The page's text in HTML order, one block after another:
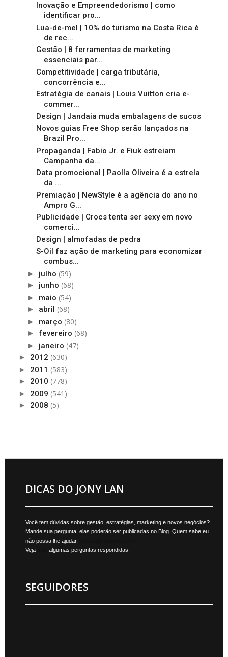
Inovação e Empreendedorismo | como
identificar pro...
Lua-de-mel | 10% do turismo na Costa Rica é
de rec...
Gestão | 8 ferramentas de marketing
essenciais par...
Competitividade | carga tributária,
concorrência e...
Estratégia de canais | Louis Vuitton cria e-
commer...
Design | Jandaia muda embalagens de sucos
Novos guias Free Shop serão lançados na
Brazil Pro...
Propaganda | Fabio Jr. e Fiuk estreiam
Campanha da...
Data promocional | Paolla Oliveira é a estrela
da ...
Premiação | NewStyle é a agência do ano no
Ampro G...
Publicidade | Crocs tenta ser sexy em novo
comerci...
Design | almofadas de pedra
S-Oil faz ação de marketing para economizar
combus...
► julho (59)
► junho (68)
► maio (54)
► abril (68)
► março (80)
► fevereiro (68)
► janeiro (47)
► 2012 (630)
► 2011 (583)
► 2010 (778)
► 2009 (541)
► 2008 (5)
DICAS DO JONY LAN
Você tem dúvidas sobre gestão, estratégias, marketing e novos negócios?
Mande sua pergunta, elas poderão ser publicadas no Blog. Quem sabe eu
não possa lhe ajudar.
Veja
algumas perguntas respondidas.
SEGUIDORES